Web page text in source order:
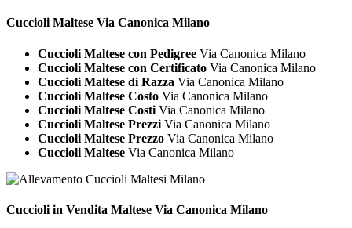
Cuccioli Maltese Via Canonica Milano
Cuccioli Maltese con Pedigree Via Canonica Milano
Cuccioli Maltese con Certificato Via Canonica Milano
Cuccioli Maltese di Razza Via Canonica Milano
Cuccioli Maltese Costo Via Canonica Milano
Cuccioli Maltese Costi Via Canonica Milano
Cuccioli Maltese Prezzi Via Canonica Milano
Cuccioli Maltese Prezzo Via Canonica Milano
Cuccioli Maltese Via Canonica Milano
Cuccioli in Vendita Maltese Via Canonica Milano